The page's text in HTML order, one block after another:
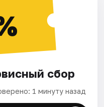
сбор
1 минуту назад